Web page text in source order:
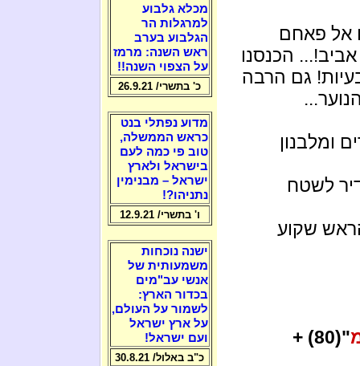
אל פאחם
הכנסנו
גם הרבה
ומלבנון
לשטח
שקוע
"(80) +
מכלא גלבוע
למרגלות הר
הגלבוע בערב
ראש השנה: מרמז
על הצפוי השנה!!
כ' בתשרי/ 26.9.21
מדוע נפתלי בנט
כראש הממשלה,
טוב פי כמה לעם
בישראל ולארץ
ישראל – מבנימין
נתניהו?!
ו' בתשרי/ 12.9.21
ישנה נוכחות
משמעותית של
אנשי עב"מים
בכדור הארץ:
לשמור על העולם,
על ארץ ישראל
ועם ישראל!
כ"ב באלול/ 30.8.21